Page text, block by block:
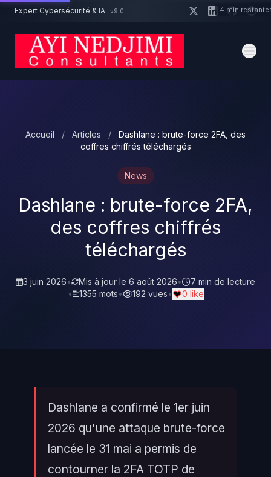
Aller au contenu principal
Expert Cybersécurité & IA v9.0
Accueil / Articles /
Dashlane : brute-force 2FA, des
coffres chiffrés téléchargés
News
Dashlane : brute-force 2FA,
des coffres chiffrés
téléchargés
3 juin 2026• Mis à jour le 6 août 2026•
7 min de lecture
•
1355 mots• 192 vues• 0 like
Dashlane a confirmé le 1er juin
2026 qu'une attaque brute-force
lancée le 31 mai a permis de
contourner la 2FA TOTP de
Un projet cybersécurité ? 4 min